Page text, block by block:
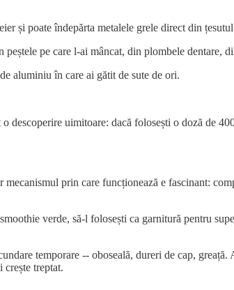
și poate îndepărta metalele grele direct din
pe care l-ai mâncat, din plombele dentare,
aluminiu în care ai gătit de sute de ori.
uimitoare: dacă folosești o doză de
prin care funcționează e fascinant:
verde, să-l folosești ca garnitură pentru
temporare -- oboseală, dureri de cap,
treptat.